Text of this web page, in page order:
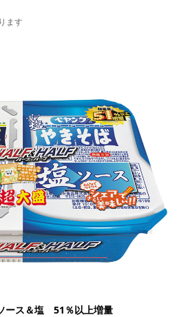
ます
ース＆塩 51％以上増量